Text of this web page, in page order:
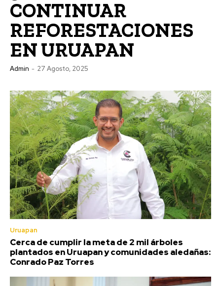
CONTINUAR
REFORESTACIONES
EN URUAPAN
Admin - 27 Agosto, 2025
Uruapan
Cerca de cumplir la meta de 2 mil árboles
plantados en Uruapan y comunidades aledañas:
Conrado Paz Torres